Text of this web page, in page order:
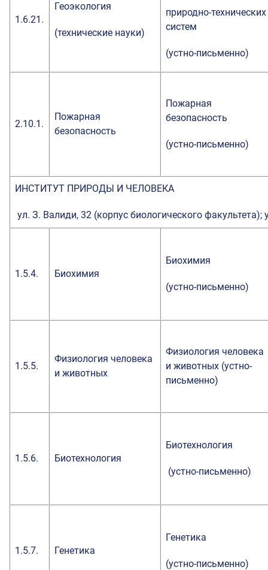
1.6.21.
Геоэкология
(технические науки)
природно-технических
систем
(устно-письменно)
2.10.1.
Пожарная
безопасность
Пожарная
безопасность
(устно-письменно)
ИНСТИТУТ ПРИРОДЫ И ЧЕЛОВЕКА
ул. З. Валиди, 32 (корпус биологического
1.5.4. Биохимия
Биохимия
(устно-письменно)
1.5.5.
Физиология человека
и животных
Физиология человека
и животных (устно-
письменно)
1.5.6. Биотехнология
Биотехнология
(устно-письменно)
1.5.7. Генетика
Генетика
(устно-письменно)